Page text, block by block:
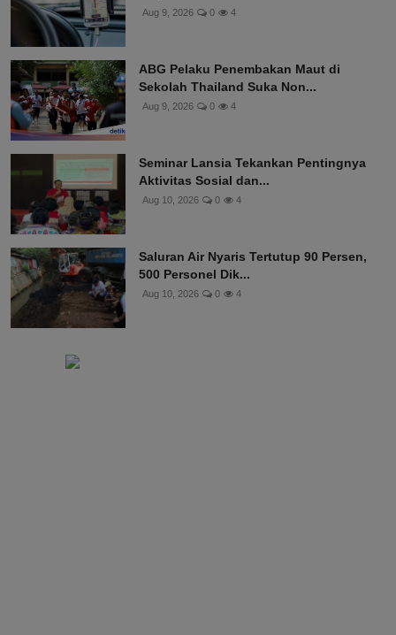
Aug 9, 2026 0 4
ABG Pelaku Penembakan Maut di
Sekolah Thailand Suka Non...
Aug 9, 2026 0 4
Seminar Lansia Tekankan Pentingnya
Aktivitas Sosial dan...
Aug 10, 2026 0 4
Saluran Air Nyaris Tertutup 90 Persen,
500 Personel Dik...
Aug 10, 2026 0 4